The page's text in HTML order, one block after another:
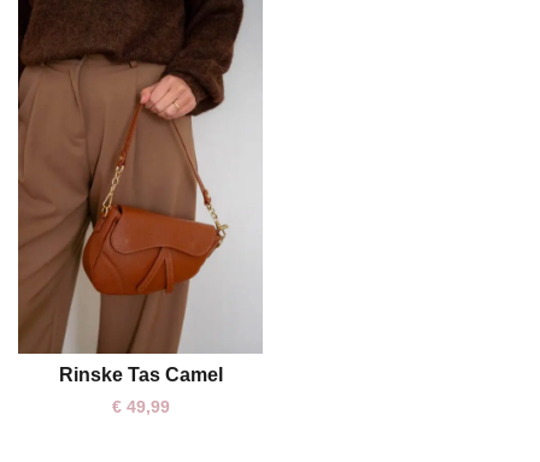
One size
Rinske Tas Camel
€49,99